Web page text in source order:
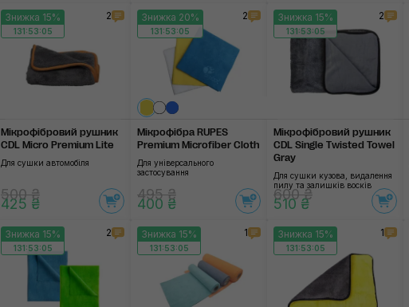
Знижка 15%
131:53:04
2
Мікрофібровий рушник
CDL Micro Premium Lite
Для сушки автомобіля
500 ₴
425 ₴
Знижка 20%
131:53:04
2
Мікрофібра RUPES
Premium Microfiber Cloth
Для універсального
застосування
495 ₴
400 ₴
Знижка 15%
131:53:04
2
Мікрофібровий рушник
CDL Single Twisted Towel
Gray
Для сушки кузова, видалення
пилу та залишків восків
600 ₴
510 ₴
Знижка 15%
131:53:04
2 Знижка 15%
131:53:04
1 Знижка 15%
131:53:04
1